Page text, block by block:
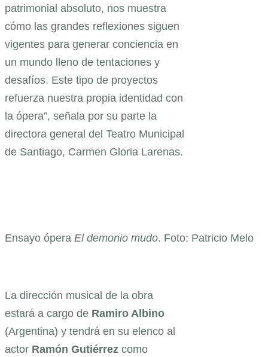
patrimonial absoluto, nos muestra
cómo las grandes reflexiones siguen
vigentes para generar conciencia en
un mundo lleno de tentaciones y
desafíos. Este tipo de proyectos
refuerza nuestra propia identidad con
la ópera”, señala por su parte la
directora general del Teatro Municipal
de Santiago, Carmen Gloria Larenas.
Ensayo ópera El demonio mudo. Foto: Patricio Melo
La dirección musical de la obra
estará a cargo de Ramiro Albino
(Argentina) y tendrá en su elenco al
actor Ramón Gutiérrez como